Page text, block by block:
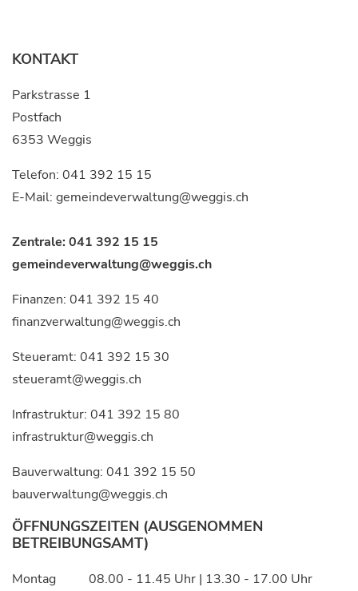
KONTAKT
Parkstrasse 1
Postfach
6353 Weggis
Telefon: 041 392 15 15
E-Mail: gemeindeverwaltung@weggis.ch
Zentrale: 041 392 15 15
gemeindeverwaltung@weggis.ch
Finanzen: 041 392 15 40
finanzverwaltung@weggis.ch
Steueramt: 041 392 15 30
steueramt@weggis.ch
Infrastruktur: 041 392 15 80
infrastruktur@weggis.ch
Bauverwaltung: 041 392 15 50
bauverwaltung@weggis.ch
ÖFFNUNGSZEITEN (AUSGENOMMEN
BETREIBUNGSAMT)
Montag
08.00 - 11.45 Uhr | 13.30 - 17.00 Uhr